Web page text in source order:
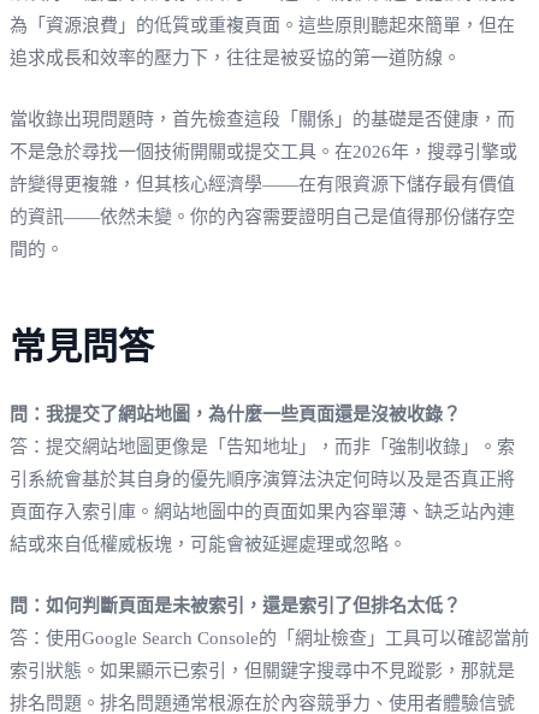
為「資源浪費」的低質或重複頁面。這些原則聽起來簡單，但在
追求成長和效率的壓力下，往往是被妥協的第一道防線。
當收錄出現問題時，首先檢查這段「關係」的基礎是否健康，而
不是急於尋找一個技術開關或提交工具。在2026年，搜尋引擎或
許變得更複雜，但其核心經濟學——在有限資源下儲存最有價值
的資訊——依然未變。你的內容需要證明自己是值得那份儲存空
間的。
常見問答
問：我提交了網站地圖，為什麼一些頁面還是沒被收錄？
答：提交網站地圖更像是「告知地址」，而非「強制收錄」。索
引系統會基於其自身的優先順序演算法決定何時以及是否真正將
頁面存入索引庫。網站地圖中的頁面如果內容單薄、缺乏站內連
結或來自低權威板塊，可能會被延遲處理或忽略。
問：如何判斷頁面是未被索引，還是索引了但排名太低？
答：使用Google Search Console的「網址檢查」工具可以確認當前
索引狀態。如果顯示已索引，但關鍵字搜尋中不見蹤影，那就是
排名問題。排名問題通常根源在於內容競爭力、使用者體驗信號